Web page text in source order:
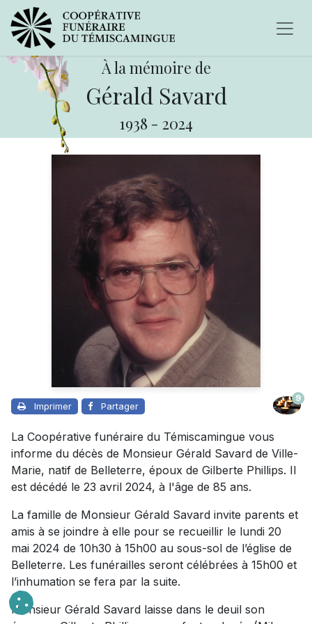
À la mémoire de
Gérald Savard
1938 - 2024
Imprimer Partager
9
La Coopérative funéraire du Témiscamingue vous
informe du décès de Monsieur Gérald Savard de Ville-
Marie, natif de Belleterre, époux de Gilberte Phillips. Il
est décédé le 23 avril 2024, à l'âge de 85 ans.
La famille de Monsieur Gérald Savard invite parents et
amis à se joindre à elle pour se recueillir le lundi 20
mai 2024 de 10h30 à 15h00 au sous-sol de l’église de
Belleterre. Les funérailles seront célébrées à 15h00 et
l’inhumation se fera par la suite.
Monsieur Gérald Savard laisse dans le deuil son